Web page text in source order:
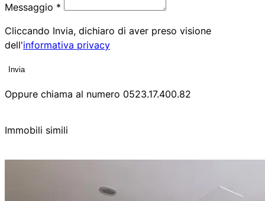
Messaggio *
Cliccando Invia, dichiaro di aver preso visione
dell'informativa privacy
Invia
Oppure chiama al numero 0523.17.400.82
Immobili simili